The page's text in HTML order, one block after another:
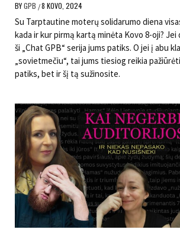
BYGPB /8 KOVO, 2024
Su Tarptautine moterų solidarumo diena
kada ir kur pirmą kartą minėta Kovo 8-oji?
ši „Chat GPB“ serija jums patiks. O jei į abu
„sovietmečiu“, tai jums tiesiog reikia
patiks, bet ir šį tą sužinosite.